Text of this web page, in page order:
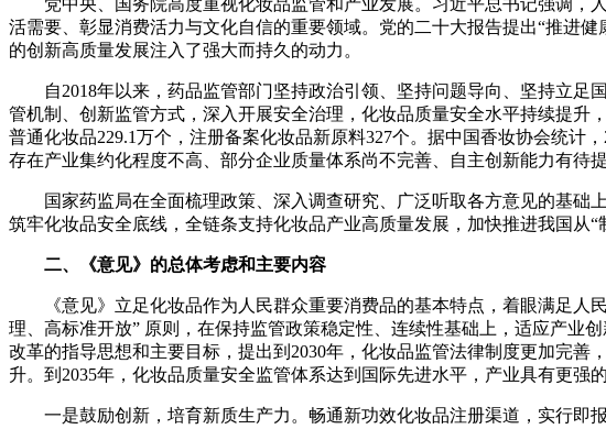
活需要、彰显消费活力与文化自信的重要领域。党的二十大报告提出“推进
的创新高质量发展注入了强大而持久的动力。
自2018年以来，药品监管部门坚持政治引领、坚持问题导向、坚持立
管机制、创新监管方式，深入开展安全治理，化妆品质量安全水平持续提升
普通化妆品229.1万个，注册备案化妆品新原料327个。据中国香妆协会统计
存在产业集约化程度不高、部分企业质量体系尚不完善、自主创新能力有待
国家药监局在全面梳理政策、深入调查研究、广泛听取各方意见的基
筑牢化妆品安全底线，全链条支持化妆品产业高质量发展，加快推进我国从
二、《意见》的总体考虑和主要内容
《意见》立足化妆品作为人民群众重要消费品的基本特点，着眼满足
理、高标准开放” 原则，在保持监管政策稳定性、连续性基础上，适应产业
改革的指导思想和主要目标，提出到2030年，化妆品监管法律制度更加完
升。到2035年，化妆品质量安全监管体系达到国际先进水平，产业具有更强
一是鼓励创新，培育新质生产力。畅通新功效化妆品注册渠道，实行